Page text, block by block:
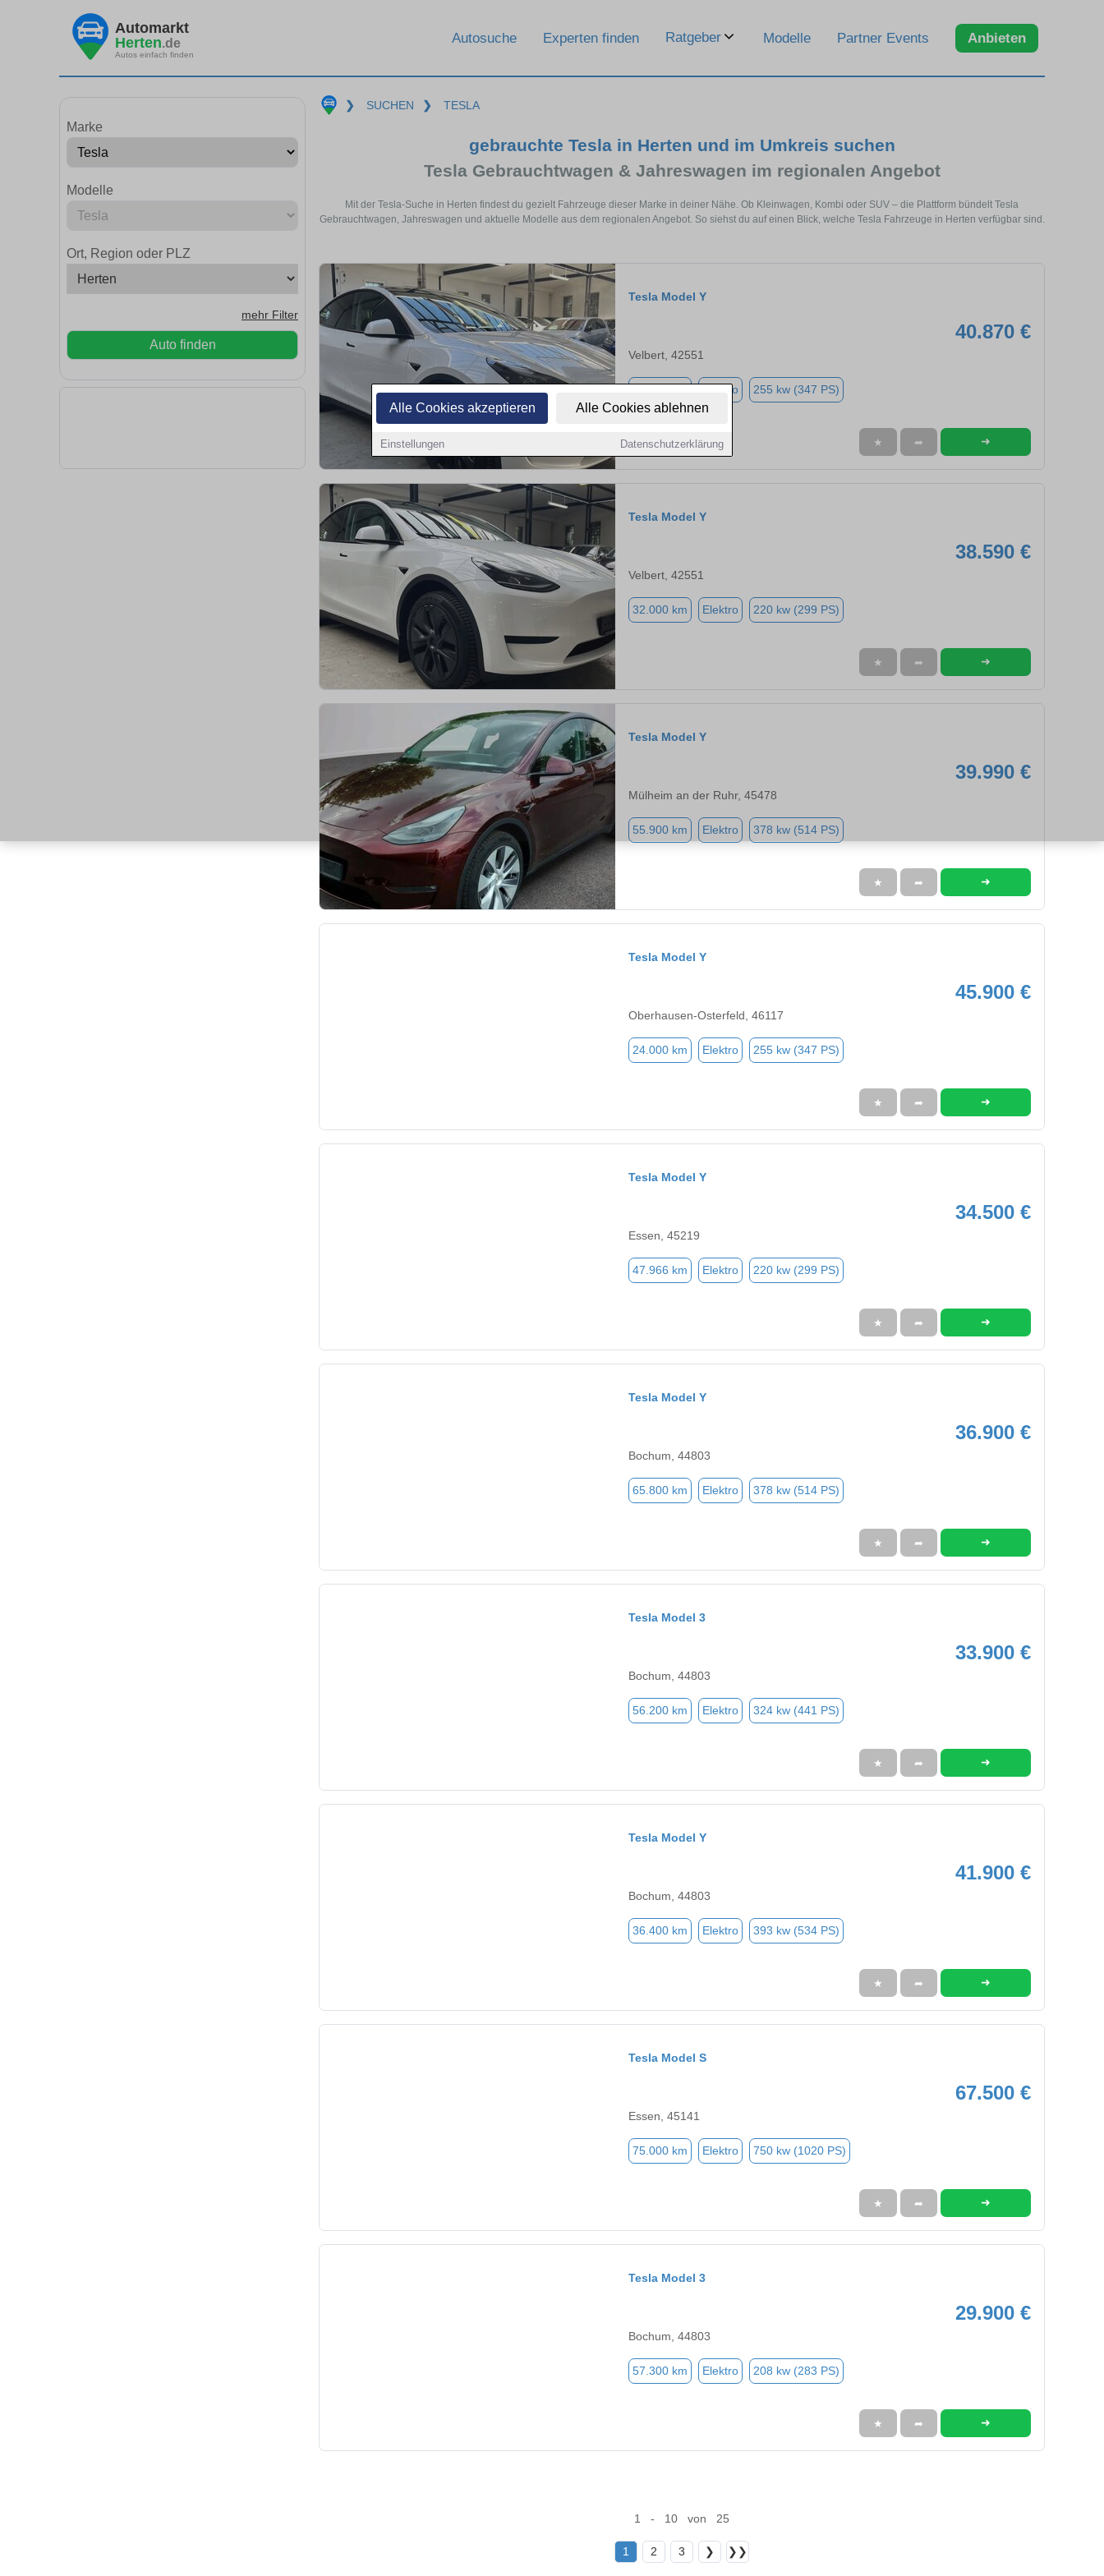
Alle Cookies akzeptieren Alle Cookies ablehnen
Einstellungen Datenschutzerklärung
Automarkt
Herten.de
Autos einfach finden
Autosuche Experten finden Ratgeber Modelle Partner Events Anbieten
Marke
Modelle
Ort, Region oder PLZ
mehr Filter
Auto finden
❯ SUCHEN ❯ TESLA
gebrauchte Tesla in Herten und im Umkreis suchen
Tesla Gebrauchtwagen & Jahreswagen im regionalen Angebot
Mit der Tesla-Suche in Herten findest du gezielt Fahrzeuge dieser Marke in deiner Nähe. Ob Kleinwagen, Kombi oder SUV – die Plattform bündelt Tesla
Gebrauchtwagen, Jahreswagen und aktuelle Modelle aus dem regionalen Angebot. So siehst du auf einen Blick, welche Tesla Fahrzeuge in Herten verfügbar sind.
Tesla Model Y
40.870 €
Velbert, 42551
Elektro 255 kw (347 PS)
★ ➦ ➜
Tesla Model Y
38.590 €
Velbert, 42551
32.000 km Elektro 220 kw (299 PS)
★ ➦ ➜
Tesla Model Y
39.990 €
Mülheim an der Ruhr, 45478
55.900 km Elektro 378 kw (514 PS)
★ ➦ ➜
Tesla Model Y
45.900 €
Oberhausen-Osterfeld, 46117
24.000 km Elektro 255 kw (347 PS)
★ ➦ ➜
Tesla Model Y
34.500 €
Essen, 45219
47.966 km Elektro 220 kw (299 PS)
★ ➦ ➜
Tesla Model Y
36.900 €
Bochum, 44803
65.800 km Elektro 378 kw (514 PS)
★ ➦ ➜
Tesla Model 3
33.900 €
Bochum, 44803
56.200 km Elektro 324 kw (441 PS)
★ ➦ ➜
Tesla Model Y
41.900 €
Bochum, 44803
36.400 km Elektro 393 kw (534 PS)
★ ➦ ➜
Tesla Model S
67.500 €
Essen, 45141
75.000 km Elektro 750 kw (1020 PS)
★ ➦ ➜
Tesla Model 3
29.900 €
Bochum, 44803
57.300 km Elektro 208 kw (283 PS)
★ ➦ ➜
1 - 10 von 25
1 2 3 ❯ ❯❯